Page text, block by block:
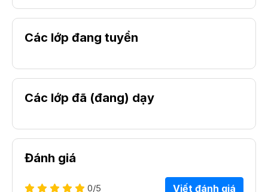
Các lớp đang tuyển
Các lớp đã (đang) dạy
Đánh giá
0/5 Viết đánh giá